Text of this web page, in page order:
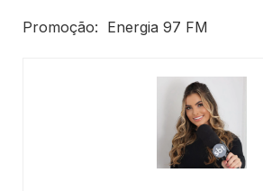
Promoção: Energia 97 FM